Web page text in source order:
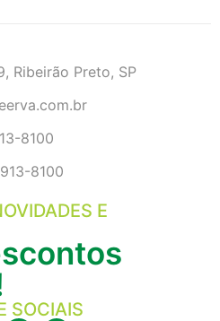
Ribeirão Preto, SP
8100
8100
E
SOCIAIS